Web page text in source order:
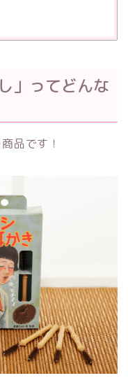
」ってどんな
品です！